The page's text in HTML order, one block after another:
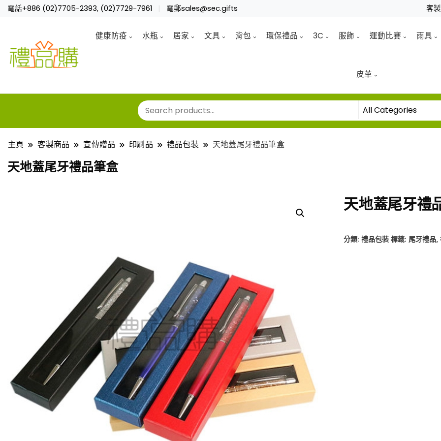
電話+886 (02)7705-2393, (02)7729-7961 電郵sales@sec.gifts 客
健康防疫 水瓶 居家 文具 背包 環保禮品 3C 服飾 運動比賽 雨具
皮革
主頁 客製商品 宣傳贈品 印刷品 禮品包裝 天地蓋尾牙禮品筆盒
天地蓋尾牙禮品筆盒
天地蓋尾牙禮
分類:禮品包裝 標籤: 尾牙禮品 ,